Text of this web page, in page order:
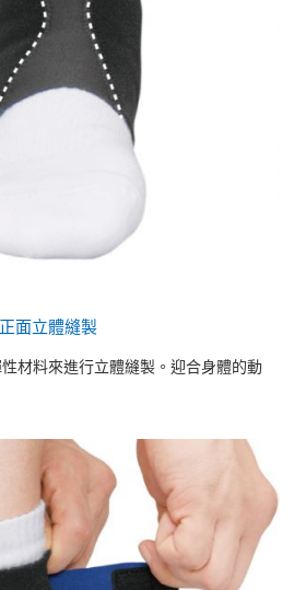
面立體縫製
材料來進行立體縫製。迎合身體的動